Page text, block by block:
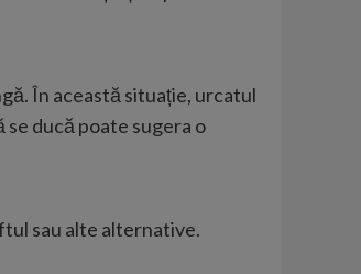
În această situație, urcatul
se ducă poate sugera o
sau alte alternative.